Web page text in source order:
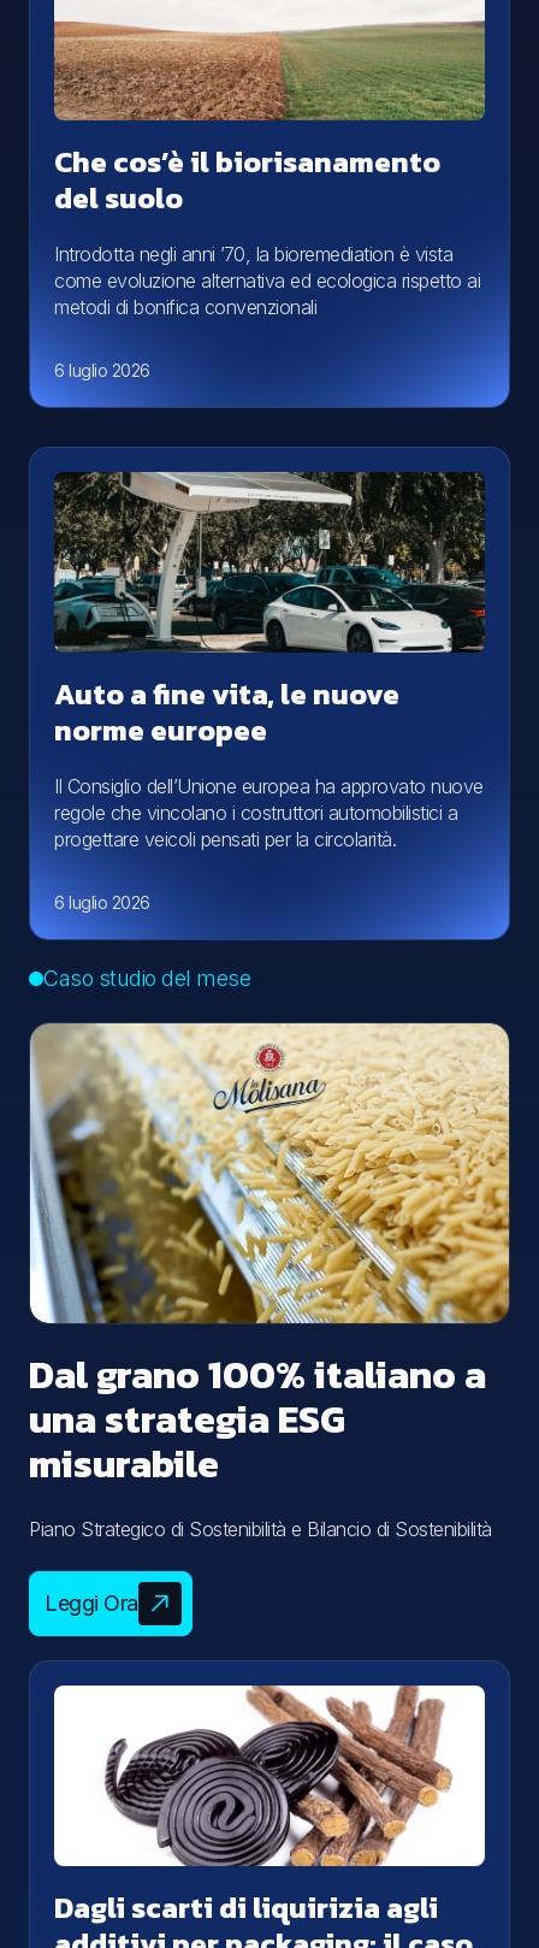
Che cos’è il biorisanamento
del suolo
Introdotta negli anni ’70, la bioremediation è vista
come evoluzione alternativa ed ecologica rispetto ai
metodi di bonifica convenzionali
6 luglio 2026
Auto a fine vita, le nuove
norme europee
Il Consiglio dell’Unione europea ha approvato nuove
regole che vincolano i costruttori automobilistici a
progettare veicoli pensati per la circolarità.
6 luglio 2026
Caso studio del mese
Dal grano 100% italiano a
una strategia ESG
misurabile
Piano Strategico di Sostenibilità e Bilancio di Sostenibilità
Leggi Ora
Dagli scarti di liquirizia agli